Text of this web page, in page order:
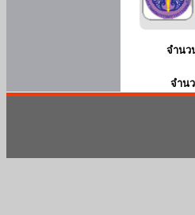
จำนวน
จำนว